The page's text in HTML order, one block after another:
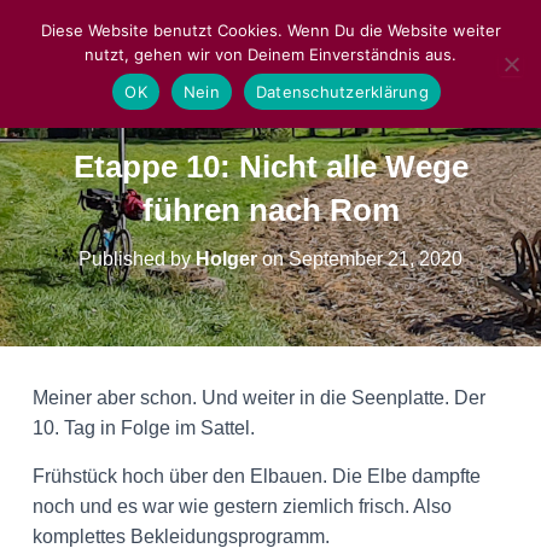
Etappe 10: Nicht alle Wege
führen nach Rom
Published byHolgeronSeptember 21, 2020
Meiner aber schon. Und weiter in die Seenplatte. Der
10. Tag in Folge im Sattel.
Frühstück hoch über den Elbauen. Die Elbe dampfte
noch und es war wie gestern ziemlich frisch. Also
komplettes Bekleidungsprogramm.
Diese Website benutzt Cookies. Wenn Du die Website weiter
nutzt, gehen wir von Deinem Einverständnis aus.
OK
Nein Datenschutzerklärung